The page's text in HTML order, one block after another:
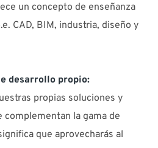
un concepto de enseñanza
CAD, BIM, industria, diseño y
desarrollo propio:
propias soluciones y
complementan la gama de
que aprovecharás al